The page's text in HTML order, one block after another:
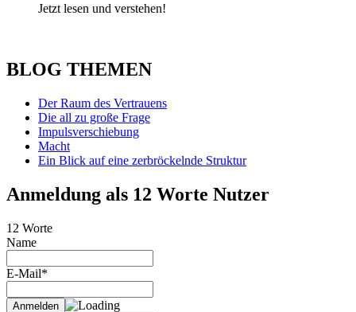
Jetzt lesen und verstehen!
BLOG THEMEN
Der Raum des Vertrauens
Die all zu große Frage
Impulsverschiebung
Macht
Ein Blick auf eine zerbröckelnde Struktur
Anmeldung als 12 Worte Nutzer
12 Worte
Name
E-Mail*